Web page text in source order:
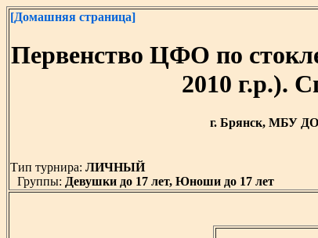
[Домашняя страница]
Первенство ЦФО по
2010 г.р.).
г. Брянск, МБУ ДО
Тип турнира: ЛИЧНЫЙ
Группы: Девушки до 17 лет, Юноши до 17 лет